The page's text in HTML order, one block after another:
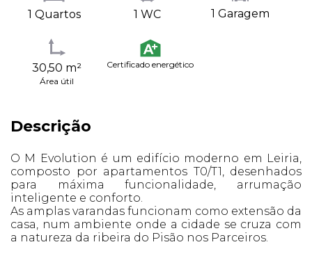
1 Quartos 1 WC 1 Garagem
30,50 m²
Área útil
Certificado energético
Descrição
O M Evolution é um edifício moderno em Leiria,
composto por apartamentos T0/T1, desenhados
para máxima funcionalidade, arrumação
inteligente e conforto.
As amplas varandas funcionam como extensão da
casa, num ambiente onde a cidade se cruza com
a natureza da ribeira do Pisão nos Parceiros.